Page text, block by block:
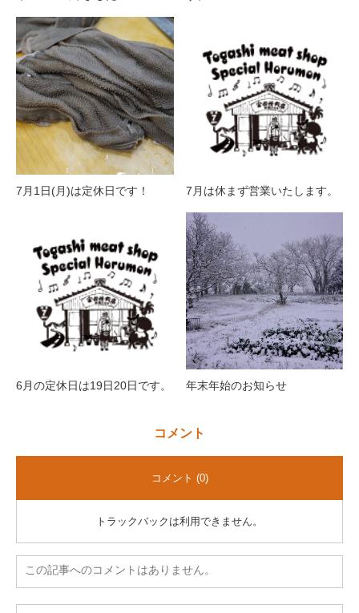
7月1日(月)は定休日です！ 7月は休まず営業いたします。
6月の定休日は19日20日です。 年末年始のお知らせ
コメント
コメント (0)
トラックバックは利用できません。
この記事へのコメントはありません。